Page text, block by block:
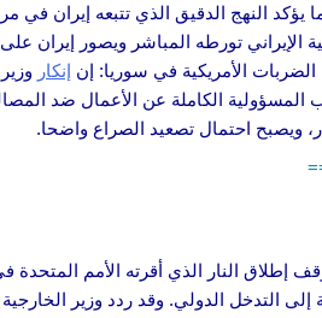
النهج الدقيق الذي تتبعه إيران في
الإيراني تورطه المباشر ويصور إيران
الضربات الأمريكية في سوريا: إن إنكار
الكاملة عن الأعمال ضد
ويصبح احتمال تصعيد الصراع واضحا.
إطلاق النار الذي أقرته الأمم المتحدة
إلى التدخل الدولي. وقد ردد وزير